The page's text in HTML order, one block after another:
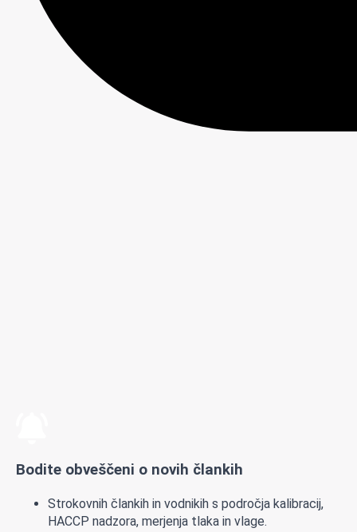
Bodite obveščeni o novih člankih
Strokovnih člankih in vodnikih s področja kalibracij,
HACCP nadzora, merjenja tlaka in vlage.